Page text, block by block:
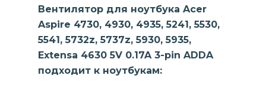
Вентилятор для ноутбука Acer
Aspire 4730, 4930, 4935, 5241, 5530,
5541, 5732z, 5737z, 5930, 5935,
Extensa 4630 5V 0.17A 3-pin ADDA
подходит к ноутбукам: